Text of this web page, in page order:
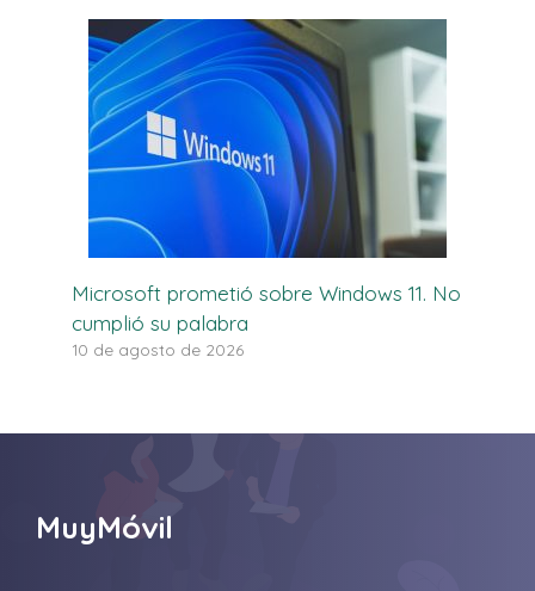
Microsoft prometió sobre Windows 11. No
cumplió su palabra
10 de agosto de 2026
MuyMóvil